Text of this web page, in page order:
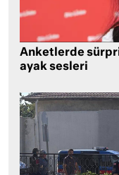
Anketlerde
ayak sesleri